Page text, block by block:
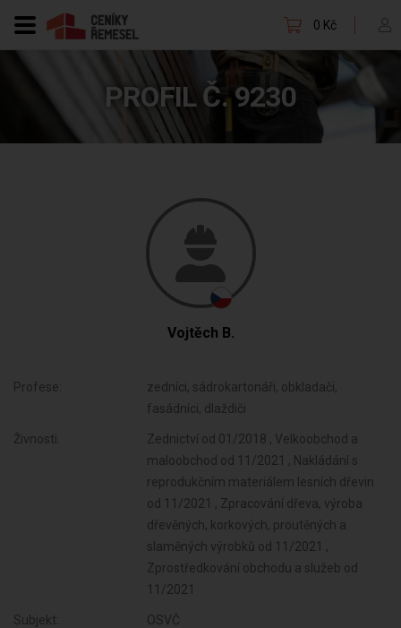
0 Kč
PROFIL Č. 9230
Vojtěch B.
Profese:
zedníci, sádrokartonáři, obkladači,
fasádníci, dlaždiči
Živnosti:
Zednictví od 01/2018 , Velkoobchod a
maloobchod od 11/2021 , Nakládání s
reprodukčním materiálem lesních dřevin
od 11/2021 , Zpracování dřeva, výroba
dřevěných, korkových, proutěných a
slaměných výrobků od 11/2021 ,
Zprostředkování obchodu a služeb od
11/2021
Subjekt: OSVČ